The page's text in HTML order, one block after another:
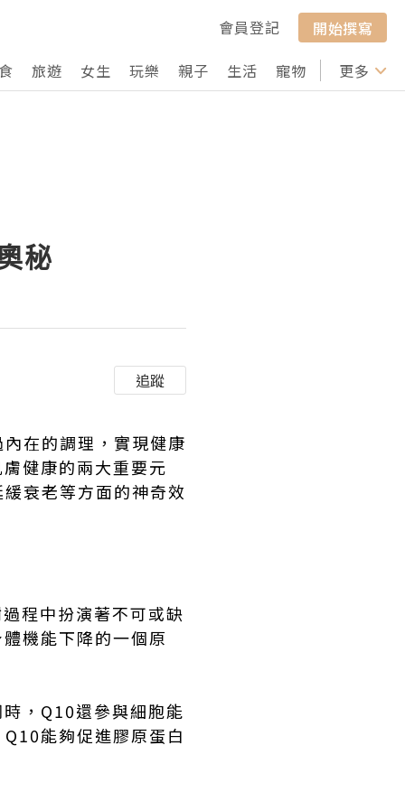
會員登記
開始撰寫
旅遊 女生 玩樂 親子 生活 寵物 行山 打卡
更多
秘
追蹤
在的調理，實現健康
健康的兩大重要元
衰老等方面的神奇效
程中扮演著不可或缺
機能下降的一個原
，Q10還參與細胞能
能夠促進膠原蛋白